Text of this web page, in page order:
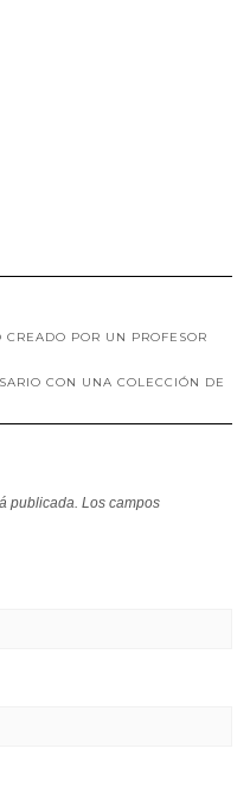
POR UN PROFESOR
CON UNA COLECCIÓN DE
publicada. Los campos